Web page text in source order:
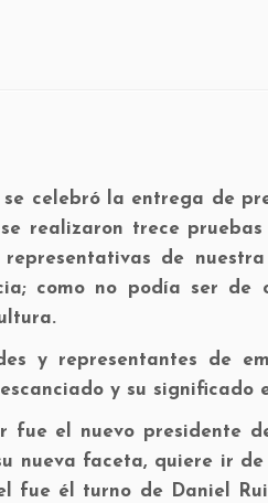
se celebró la entrega de
realizaron trece
de
como no podía ser de
y representantes de
y su significado
fue el nuevo presidente
nueva faceta, quiere ir
fue él turno de Daniel